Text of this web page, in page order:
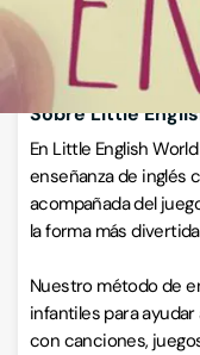
Sobre Little
En Little English
enseñanza de inglés
acompañada del
la forma más
Nuestro método de
infantiles para
con canciones,